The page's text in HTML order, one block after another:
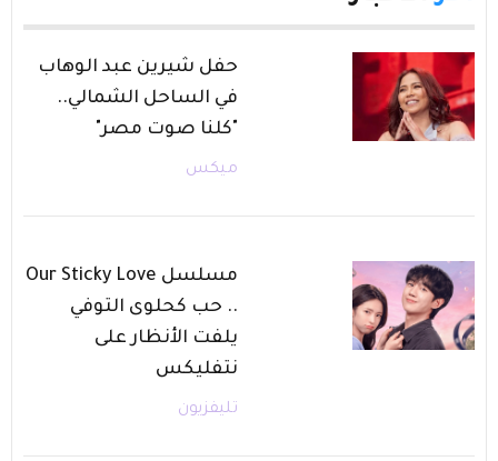
حفل شيرين عبد الوهاب
في الساحل الشمالي..
"كلنا صوت مصر"
ميكس
مسلسل Our Sticky Love
.. حب كحلوى التوفي
يلفت الأنظار على
نتفليكس
تليفزيون